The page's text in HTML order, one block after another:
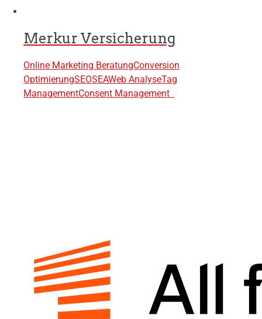
Merkur Versicherung
Online Marketing BeratungConversion
OptimierungSEOSEAWeb AnalyseTag
ManagementConsent Management